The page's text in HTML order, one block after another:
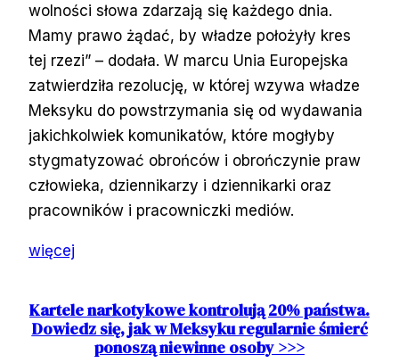
wolności słowa zdarzają się każdego dnia.
Mamy prawo żądać, by władze położyły kres
tej rzezi” – dodała. W marcu Unia Europejska
zatwierdziła rezolucję, w której wzywa władze
Meksyku do powstrzymania się od wydawania
jakichkolwiek komunikatów, które mogłyby
stygmatyzować obrońców i obrończynie praw
człowieka, dziennikarzy i dziennikarki oraz
pracowników i pracowniczki mediów.
więcej
Kartele narkotykowe kontrolują 20% państwa.
Dowiedz się, jak w Meksyku regularnie śmierć
ponoszą niewinne osoby >>>